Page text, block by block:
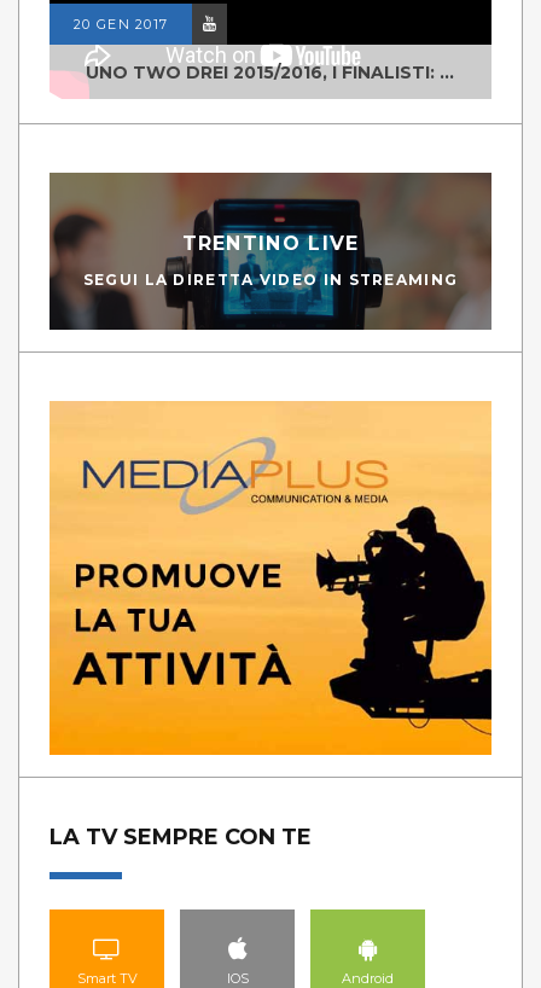
20 GEN 2017
UNO TWO DREI 2015/2016, I FINALISTI: CLASSE IV ALS ISTITUTO "DEGASPERI" BORGO VALSUGANA
TRENTINO LIVE
SEGUI LA DIRETTA VIDEO IN STREAMING
LA TV SEMPRE CON TE
Smart TV IOS Android